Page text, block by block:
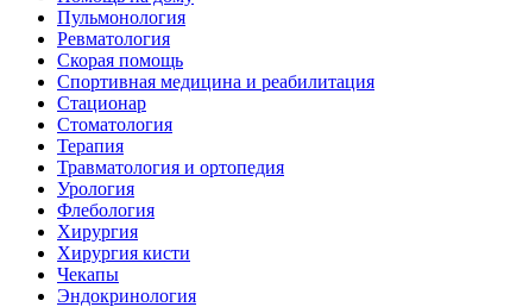
Пульмонология
Ревматология
Скорая помощь
Спортивная медицина и реабилитация
Стационар
Стоматология
Терапия
Травматология и ортопедия
Урология
Флебология
Хирургия
Хирургия кисти
Чекапы
Эндокринология